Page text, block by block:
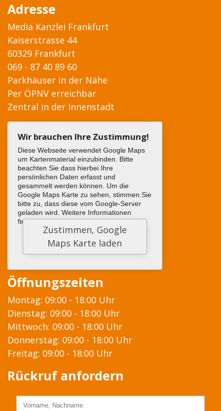
Adresse
Media Kanzlei Frankfurt
Kaiserstrasse 44
60329 Frankfurt
069 - 87 40 89 60
Parkhäuser in der Nähe
Per ÖPNV erreichbar
Zentral in der Innenstadt
Wir brauchen Ihre Zustimmung!
Diese Webseite verwendet Google Maps
um Kartenmaterial einzubinden. Bitte
beachten Sie dass hierbei Ihre
persönlichen Daten erfasst und
gesammelt werden können. Um die
Google Maps Karte zu sehen, stimmen Sie
bitte zu, dass diese vom Google-Server
geladen wird. Weitere Informationen
finden sieHIER
Öffnungszeiten
Montag: 09:00 - 18:00 Uhr
Dienstag: 09:00 - 18:00 Uhr
Mittwoch: 09:00 - 18:00 Uhr
Donnerstag: 09:00 - 18:00 Uhr
Freitag: 09:00 - 18:00 Uhr
Rückruf anfordern